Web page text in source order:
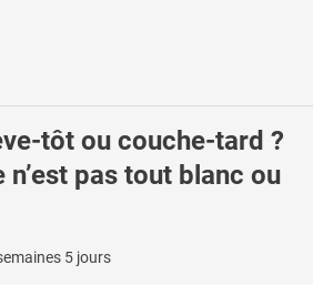
tôt ou couche-tard ?
pas tout blanc ou
5 jours